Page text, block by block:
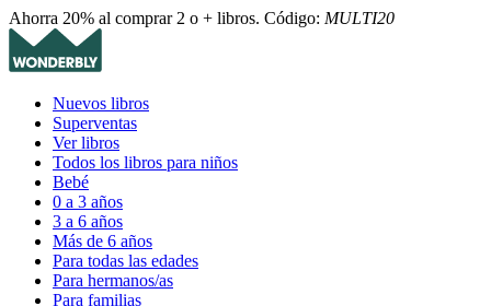
Ahorra 20% al comprar 2 o + libros. Código: MULTI20
Nuevos libros
Superventas
Ver libros
Todos los libros para niños
Bebé
0 a 3 años
3 a 6 años
Más de 6 años
Para todas las edades
Para hermanos/as
Para familias